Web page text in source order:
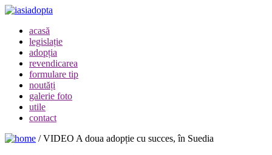
acasă
legislație
adopția
revendicarea
formulare tip
noutăți
galerie foto
utile
contact
/VIDEO A doua adopție cu succes, în Suedia